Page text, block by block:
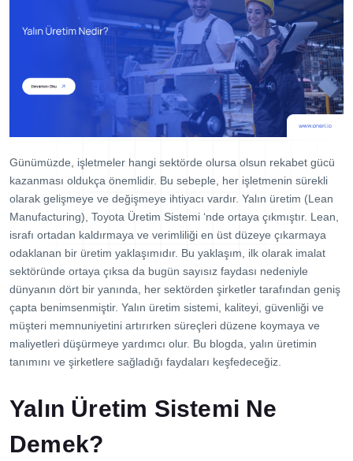
Dijital Denetim Yönetimi
Eğitim Yönetim Sistemi
Müşteri Talep Yönetimi
Blog
Webinar
E-Kitaplar
Başarı Hikayeleri
Kurumsal
Referanslar
İletişim
Günümüzde, işletmeler hangi sektörde olursa olsun rekabet gücü
kazanması oldukça önemlidir. Bu sebeple, her işletmenin sürekli
olarak gelişmeye ve değişmeye ihtiyacı vardır. Yalın üretim (Lean
Manufacturing), Toyota Üretim Sistemi ‘nde ortaya çıkmıştır. Lean,
israfı ortadan kaldırmaya ve verimliliği en üst düzeye çıkarmaya
odaklanan bir üretim yaklaşımıdır. Bu yaklaşım, ilk olarak imalat
sektöründe ortaya çıksa da bugün sayısız faydası nedeniyle
dünyanın dört bir yanında, her sektörden şirketler tarafından geniş
çapta benimsenmiştir. Yalın üretim sistemi, kaliteyi, güvenliği ve
müşteri memnuniyetini artırırken süreçleri düzene koymaya ve
maliyetleri düşürmeye yardımcı olur. Bu blogda, yalın üretimin
tanımını ve şirketlere sağladığı faydaları keşfedeceğiz.
Yalın Üretim Sistemi Ne
Demek?